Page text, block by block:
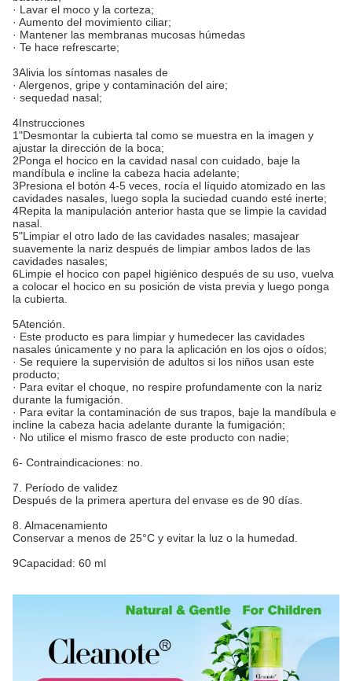
· Lavar el moco y la corteza;
· Aumento del movimiento ciliar;
· Mantener las membranas mucosas húmedas
· Te hace refrescarte;
3Alivia los síntomas nasales de
· Alergenos, gripe y contaminación del aire;
· sequedad nasal;
4Instrucciones
1"Desmontar la cubierta tal como se muestra en la imagen y
ajustar la dirección de la boca;
2Ponga el hocico en la cavidad nasal con cuidado, baje la
mandíbula e incline la cabeza hacia adelante;
3Presiona el botón 4-5 veces, rocía el líquido atomizado en las
cavidades nasales, luego sopla la suciedad cuando esté inerte;
4Repita la manipulación anterior hasta que se limpie la cavidad
nasal.
5"Limpiar el otro lado de las cavidades nasales; masajear
suavemente la nariz después de limpiar ambos lados de las
cavidades nasales;
6Limpie el hocico con papel higiénico después de su uso, vuelva
a colocar el hocico en su posición de vista previa y luego ponga
la cubierta.
5Atención.
· Este producto es para limpiar y humedecer las cavidades
nasales únicamente y no para la aplicación en los ojos o oídos;
· Se requiere la supervisión de adultos si los niños usan este
producto;
· Para evitar el choque, no respire profundamente con la nariz
durante la fumigación.
· Para evitar la contaminación de sus trapos, baje la mandíbula e
incline la cabeza hacia adelante durante la fumigación;
· No utilice el mismo frasco de este producto con nadie;
6- Contraindicaciones: no.
7. Período de validez
Después de la primera apertura del envase es de 90 días.
8. Almacenamiento
Conservar a menos de 25°C y evitar la luz o la humedad.
9Capacidad: 60 ml